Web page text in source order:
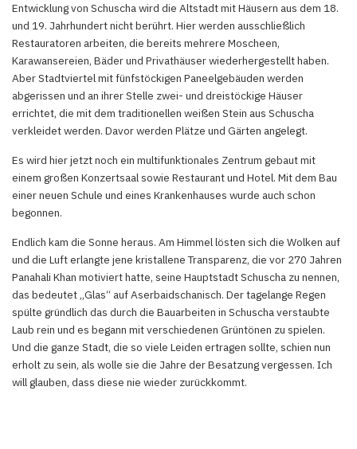
Entwicklung von Schuscha wird die Altstadt mit Häusern aus dem 18.
und 19. Jahrhundert nicht berührt. Hier werden ausschließlich
Restauratoren arbeiten, die bereits mehrere Moscheen,
Karawansereien, Bäder und Privathäuser wiederhergestellt haben.
Aber Stadtviertel mit fünfstöckigen Paneelgebäuden werden
abgerissen und an ihrer Stelle zwei- und dreistöckige Häuser
errichtet, die mit dem traditionellen weißen Stein aus Schuscha
verkleidet werden. Davor werden Plätze und Gärten angelegt.
Es wird hier jetzt noch ein multifunktionales Zentrum gebaut mit
einem großen Konzertsaal sowie Restaurant und Hotel. Mit dem Bau
einer neuen Schule und eines Krankenhauses wurde auch schon
begonnen.
Endlich kam die Sonne heraus. Am Himmel lösten sich die Wolken auf
und die Luft erlangte jene kristallene Transparenz, die vor 270 Jahren
Panahali Khan motiviert hatte, seine Hauptstadt Schuscha zu nennen,
das bedeutet „Glas“ auf Aserbaidschanisch. Der tagelange Regen
spülte gründlich das durch die Bauarbeiten in Schuscha verstaubte
Laub rein und es begann mit verschiedenen Grüntönen zu spielen.
Und die ganze Stadt, die so viele Leiden ertragen sollte, schien nun
erholt zu sein, als wolle sie die Jahre der Besatzung vergessen. Ich
will glauben, dass diese nie wieder zurückkommt.